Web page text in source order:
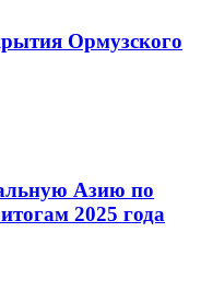
Ормузского
Азию по
2025 года